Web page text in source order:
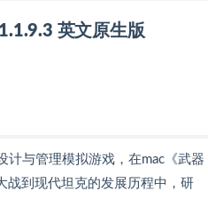
英文原生版
计与管理模拟游戏，在mac《武器
战到现代坦克的发展历程中，研